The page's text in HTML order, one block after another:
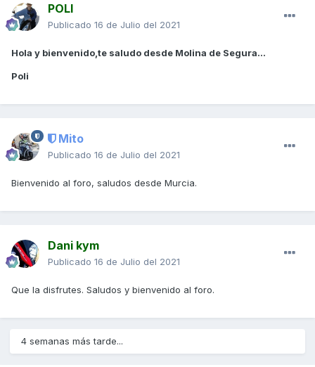
POLI
Publicado 16 de Julio del 2021
Hola y bienvenido,te saludo desde Molina de Segura...
Poli
Mito
Publicado 16 de Julio del 2021
Bienvenido al foro, saludos desde Murcia.
Dani kym
Publicado 16 de Julio del 2021
Que la disfrutes. Saludos y bienvenido al foro.
4 semanas más tarde...